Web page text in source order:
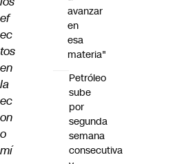
ef
ec
tos
en
la
ec
on
o
mí
avanzar
en
esa
materia"
Petróleo
sube
por
segunda
semana
consecutiva